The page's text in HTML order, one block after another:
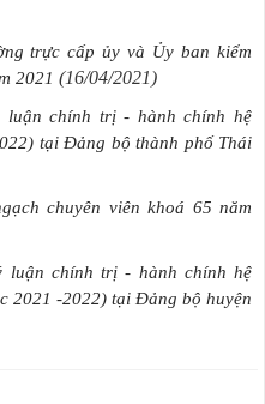
trực cấp ủy và Ủy ban kiểm
2021 (16/04/2021)
luận chính trị - hành chính hệ
tại Đảng bộ thành phố Thái
chuyên viên khoá 65 năm
luận chính trị - hành chính hệ
2021 -2022) tại Đảng bộ huyện